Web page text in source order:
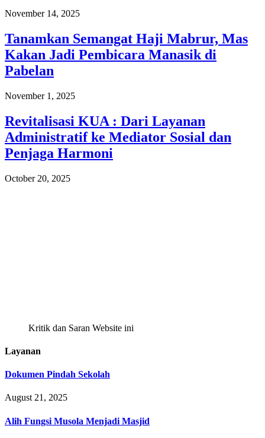
November 14, 2025
Tanamkan Semangat Haji Mabrur, Mas
Kakan Jadi Pembicara Manasik di
Pabelan
November 1, 2025
Revitalisasi KUA : Dari Layanan
Administratif ke Mediator Sosial dan
Penjaga Harmoni
October 20, 2025
Kritik dan Saran Website ini
Layanan
Dokumen Pindah Sekolah
August 21, 2025
Alih Fungsi Musola Menjadi Masjid